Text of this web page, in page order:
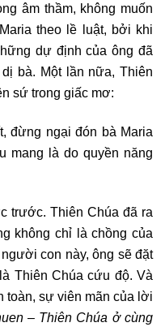
âm thầm, không muốn
theo lề luật, bởi khi
dự định của ông đã
bà. Một lần nữa, Thiên
sứ trong giấc mơ:
đừng ngại đón bà Maria
mang là do quyền năng
trước. Thiên Chúa đã ra
không chỉ là chồng của
con này, ông sẽ đặt
Thiên Chúa cứu độ. Và
toàn, sự viên mãn của lời
– Thiên Chúa ở cùng